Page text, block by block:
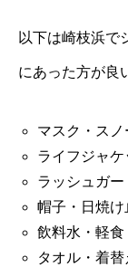
以下は崎枝浜で
にあった方が良
マスク・ス
ライフジャ
ラッシュガ
帽子・日焼け
飲料水・軽食
タオル・着